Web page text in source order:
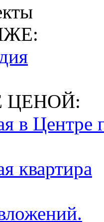
ЦЕНОЙ:
в Центре
квартира